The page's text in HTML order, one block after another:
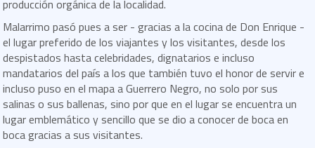
producción orgánica de la localidad.
Malarrimo pasó pues a ser - gracias a la cocina de Don Enrique -
el lugar preferido de los viajantes y los visitantes, desde los
despistados hasta celebridades, dignatarios e incluso
mandatarios del país a los que también tuvo el honor de servir e
incluso puso en el mapa a Guerrero Negro, no solo por sus
salinas o sus ballenas, sino por que en el lugar se encuentra un
lugar emblemático y sencillo que se dio a conocer de boca en
boca gracias a sus visitantes.